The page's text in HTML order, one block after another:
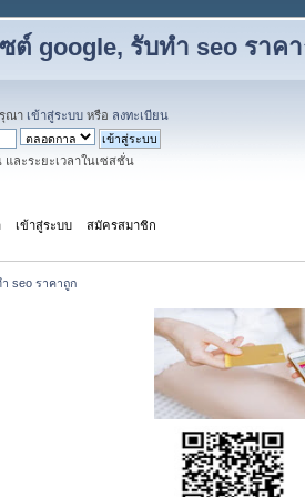
ต์ google, รับทำ seo ราค
ณา เข้าสู่ระบบ หรือ ลงทะเบียน
ละระยะเวลาในเซสชั่น
เข้าสู่ระบบ สมัครสมาชิก
seo ราคาถูก